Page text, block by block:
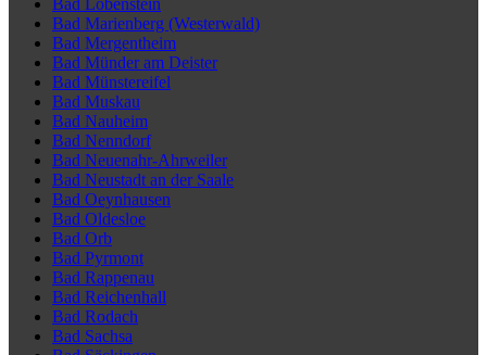
Bad Lobenstein
Bad Marienberg (Westerwald)
Bad Mergentheim
Bad Münder am Deister
Bad Münstereifel
Bad Muskau
Bad Nauheim
Bad Nenndorf
Bad Neuenahr-Ahrweiler
Bad Neustadt an der Saale
Bad Oeynhausen
Bad Oldesloe
Bad Orb
Bad Pyrmont
Bad Rappenau
Bad Reichenhall
Bad Rodach
Bad Sachsa